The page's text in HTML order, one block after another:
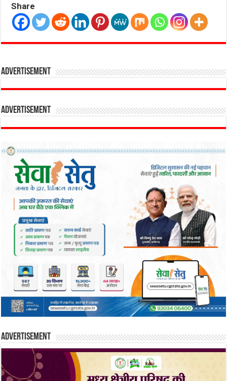
Share
Advertisement
Advertisement
Advertisement